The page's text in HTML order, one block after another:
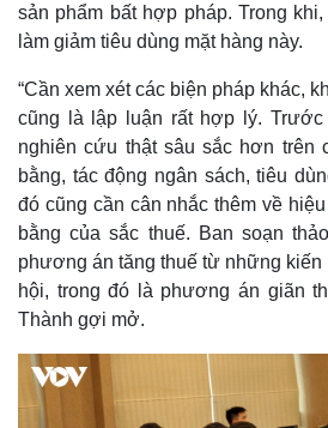
Kinh tế
Bất động sản
Khởi nghiệp
Thị
Giá
sản phẩm bất hợp pháp. Trong
làm giảm tiêu dùng mặt hàng này.
“Cần xem xét các biện pháp khác,
cũng là lập luận rất hợp lý. Trước
nghiên cứu thật sâu sắc hơn trên
bằng, tác động ngân sách, tiêu
đó cũng cần cân nhắc thêm về
bằng của sắc thuế. Ban soạn
phương án tăng thuế từ những kiến
hội, trong đó là phương án giãn
Thành gợi mở.